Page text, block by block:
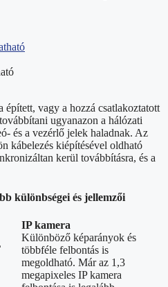
épített, vagy a hozzá csatlakoztatott
ugyanazon a hálózati
és a vezérlő jelek haladnak. Az
kábelezés kiépítésével oldható
kerül továbbításra, és a
különbségei és jellemzői
IP kamera
Különböző képarányok és
többféle felbontás is
megoldható. Már az 1,3
megapixeles IP kamera